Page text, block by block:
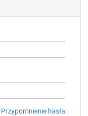
Przypomnienie hasła